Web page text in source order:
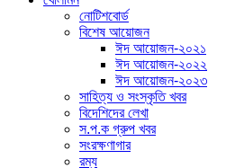
নোটিশবোর্ড
বিশেষ আয়োজন
ঈদ আয়োজন-২০২১
ঈদ আয়োজন-২০২২
ঈদ আয়োজন-২০২৩
সাহিত্য ও সংস্কৃতি খবর
বিদেশিদের লেখা
স.প.ক গ্রুপ খবর
সংরক্ষণাগার
রম্য